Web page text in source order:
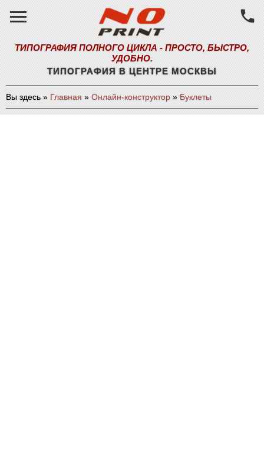
ТИПОГРАФИЯ ПОЛНОГО ЦИКЛА - ПРОСТО, БЫСТРО,
УДОБНО.
ТИПОГРАФИЯ В ЦЕНТРЕ МОСКВЫ
local_phone
Вы здесь » Главная » Онлайн-конструктор » Буклеты